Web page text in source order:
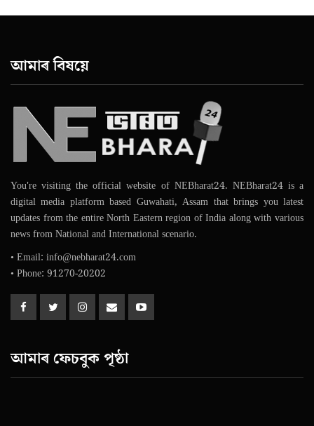
আমাৰ বিষয়ে
You're visiting the official website of NEBharat24. NEBharat24 is a
digital media platform based Guwahati, Assam that brings you latest
updates from the entire North Eastern region of India along with various
news from National and International scenario.
• Email: info@nebharat24.com
• Phone: 91270-20202
আমাৰ ফেচবুক পৃষ্ঠা